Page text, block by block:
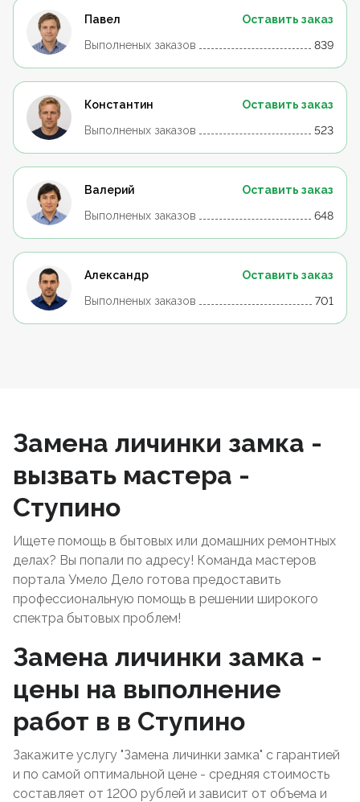
Павел
Оставить заказ
Выполненых заказов
839
Константин
Оставить заказ
Выполненых заказов
523
Валерий
Оставить заказ
Выполненых заказов
648
Александр
Оставить заказ
Выполненых заказов
701
Замена личинки замка -
вызвать мастера -
Ступино
Ищете помощь в бытовых или домашних ремонтных
делах? Вы попали по адресу! Команда мастеров
портала Умело Дело готова предоставить
профессиональную помощь в решении широкого
спектра бытовых проблем!
Замена личинки замка -
цены на выполнение
работ в в Ступино
Закажите услугу "Замена личинки замка" с гарантией
и по самой оптимальной цене - средняя стоимость
составляет от 1200 рублей и зависит от объема и